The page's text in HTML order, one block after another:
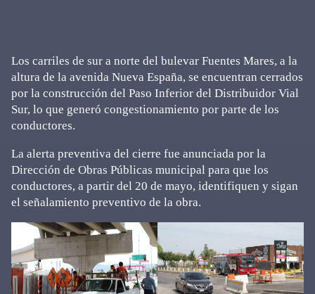
Los carriles de sur a norte del bulevar Fuentes Mares, a la
altura de la avenida Nueva España, se encuentran cerrados
por la construcción del Paso Inferior del Distribuidor Vial
Sur, lo que generó congestionamiento por parte de los
conductores.
La alerta preventiva del cierre fue anunciada por la
Dirección de Obras Públicas municipal para que los
conductores, a partir del 20 de mayo, identifiquen y sigan
el señalamiento preventivo de la obra.